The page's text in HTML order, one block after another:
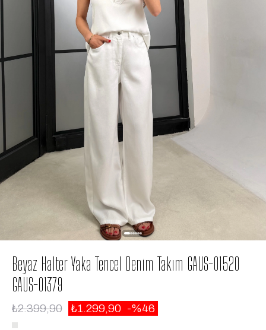
Beyaz Halter Yaka Tencel Denim Takım GAUS-01520
GAUS-01379
₺2.399,90 ₺1.299,90 46